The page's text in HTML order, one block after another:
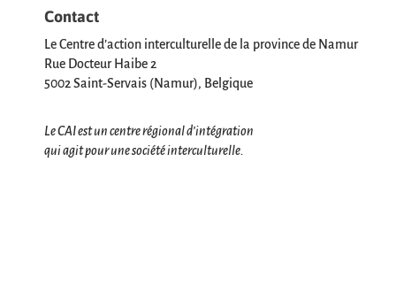
Contact
Le Centre d’action interculturelle de la province de Namur
Rue Docteur Haibe 2
5002 Saint-Servais (Namur), Belgique
Le CAI est un centre régional d’intégration
qui agit pour une société interculturelle.